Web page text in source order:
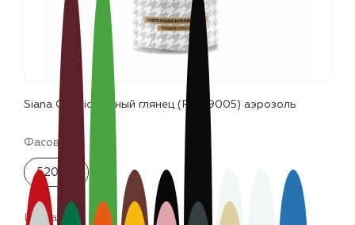
Siana Classic черный глянец (RAL 9005) аэрозоль
Фасовка:
520 мл
Цвета: